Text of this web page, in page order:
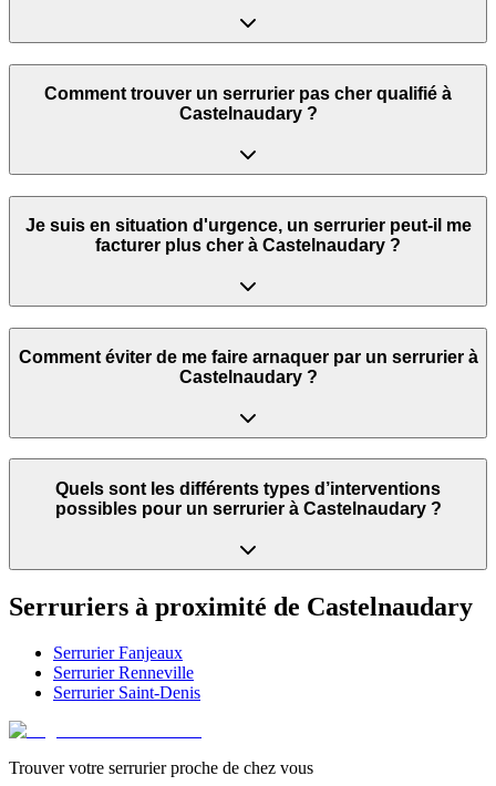
Comment trouver un serrurier pas cher qualifié à
Castelnaudary ?
Je suis en situation d'urgence, un serrurier peut‑il me
facturer plus cher à Castelnaudary ?
Comment éviter de me faire arnaquer par un serrurier à
Castelnaudary ?
Quels sont les différents types d’interventions
possibles pour un serrurier à Castelnaudary ?
Serruriers à proximité de Castelnaudary
SerrurierFanjeaux
SerrurierRenneville
Serrurier Saint-Denis
Trouver votre serrurier proche de chez vous